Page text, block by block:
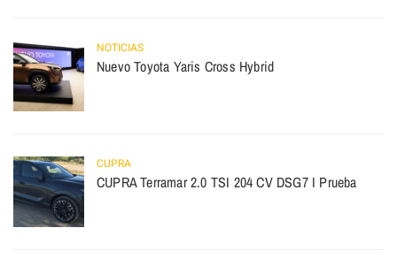
NOTICIAS
Nuevo Toyota Yaris Cross Hybrid
CUPRA
CUPRA Terramar 2.0 TSI 204 CV DSG7 I Prueba